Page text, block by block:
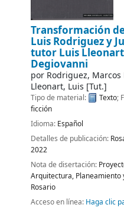
Transformación
Luis Rodriguez y
tutor Luis
Degiovanni
por Rodriguez, Marcos
Lleonart, Luis [Tut.]
Tipo de material: Texto;
ficción
Idioma: Español
Detalles de publicación:
2022
Nota de disertación:
Arquitectura, Planeamiento
Rosario
Acceso en línea: Haga clic